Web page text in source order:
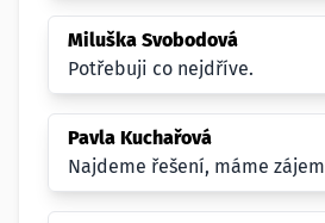
Miluška Svobodová
Potřebuji co nejdříve.
Pavla Kuchařová
Najdeme řešení, máme zájem